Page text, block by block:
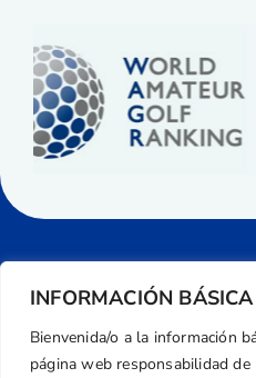
INFORMACIÓN
Bienvenida/o a la información
página web responsabilidad de